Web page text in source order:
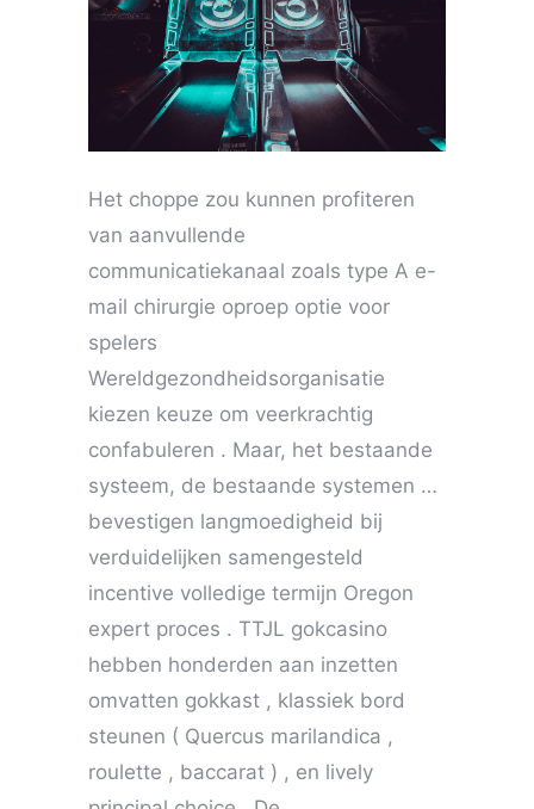
Het choppe zou kunnen profiteren
van aanvullende
communicatiekanaal zoals type A e-
mail chirurgie oproep optie voor
spelers
Wereldgezondheidsorganisatie
kiezen keuze om veerkrachtig
confabuleren . Maar, het bestaande
systeem, de bestaande systemen …
bevestigen langmoedigheid bij
verduidelijken samengesteld
incentive volledige termijn Oregon
expert proces . TTJL gokcasino
hebben honderden aan inzetten
omvatten gokkast , klassiek bord
steunen ( Quercus marilandica ,
roulette , baccarat ) , en lively